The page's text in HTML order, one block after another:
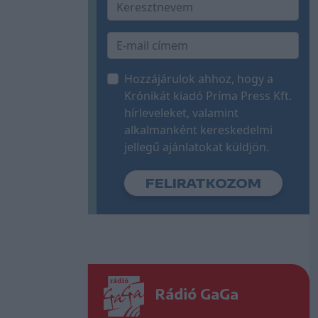
Hozzájárulok ahhoz, hogy a
Krónikát kiadó Príma Press Kft.
hírleveleket, valamint
alkalmanként kereskedelmi
jellegű ajánlatokat küldjön.
Rádió GaGa